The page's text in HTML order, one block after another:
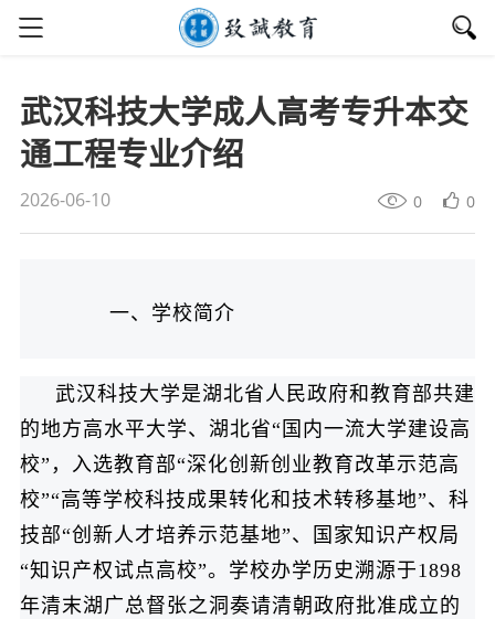
武汉科技大学成人高考专升本交
通工程专业介绍
2026-06-10 0 0
一、学校简介
武汉科技大学是湖北省人民政府和教育部共建
的地方高水平大学、湖北省“国内一流大学建设高
校”，入选教育部“深化创新创业教育改革示范高
校”“高等学校科技成果转化和技术转移基地”、科
技部“创新人才培养示范基地”、国家知识产权局
“知识产权试点高校”。学校办学历史溯源于1898
年清末湖广总督张之洞奏请清朝政府批准成立的